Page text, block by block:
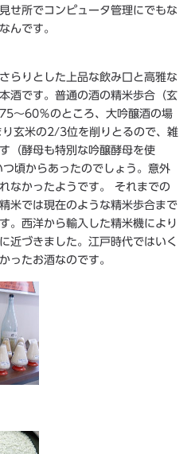
せ所でコンピュータ管理にでもな
んです。
らりとした上品な飲み口と高雅な
酒です。普通の酒の精米歩合（玄
～60％のところ、大吟醸酒の場
玄米の2/3位を削りとるので、雑
（酵母も特別な吟醸酵母を使
頃からあったのでしょう。意外
なかったようです。 それまでの
米では現在のような精米歩合まで
。西洋から輸入した精米機により
近づきました。江戸時代ではいく
ったお酒なのです。